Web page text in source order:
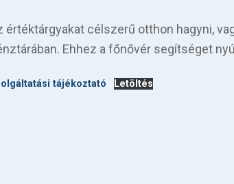
értéktárgyakat célszerű otthon hagyni,
Ehhez a főnővér segítséget
tájékoztató Letöltés